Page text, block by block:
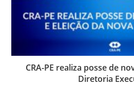
CRA-PE realiza posse de
Diretoria